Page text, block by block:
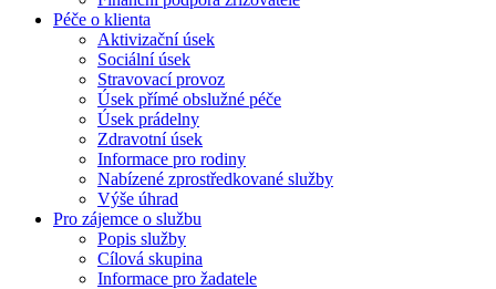
Péče o klienta
Aktivizační úsek
Sociální úsek
Stravovací provoz
Úsek přímé obslužné péče
Úsek prádelny
Zdravotní úsek
Informace pro rodiny
Nabízené zprostředkované služby
Výše úhrad
Pro zájemce o službu
Popis služby
Cílová skupina
Informace pro žadatele